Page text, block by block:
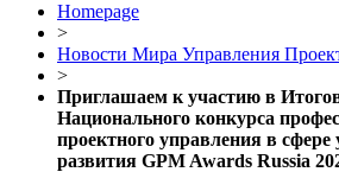
Homepage
>
Новости Мира Управления
>
Приглашаем к участию в
Национального конкурса
проектного управления в сфере
развития GPM Awards Russia